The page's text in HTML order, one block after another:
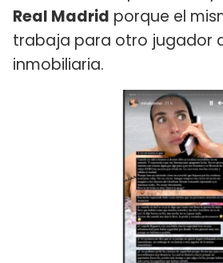
Real Madrid porque el
trabaja para otro jugador
inmobiliaria.